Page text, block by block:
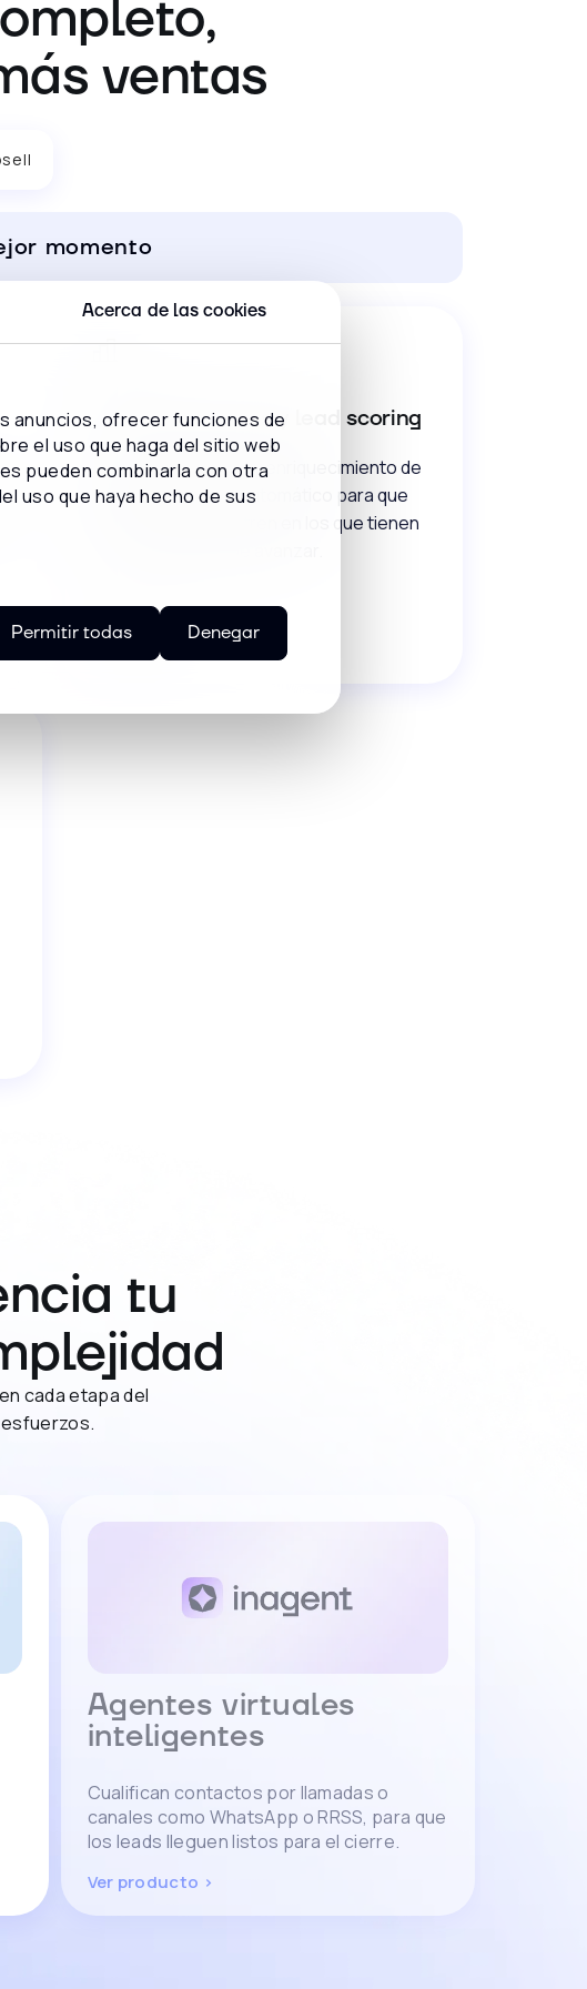
Acerca de las cookies
anuncios, ofrecer funciones de
el uso que haga del sitio web
pueden combinarla con otra
uso que haya hecho de sus
Denegar
Permitir todas
ventas
momento
Captura de datos y lead scoring
Orquesta la captura y enriquecimiento de
leads, con scoring automático para que
tus equipos se centren en los que tienen
tu
cada etapa del
Agentes virtuales
inteligentes
Cualifican contactos por llamadas o
canales como WhatsApp o RRSS, para que
los leads lleguen listos para el cierre.
Ver producto >